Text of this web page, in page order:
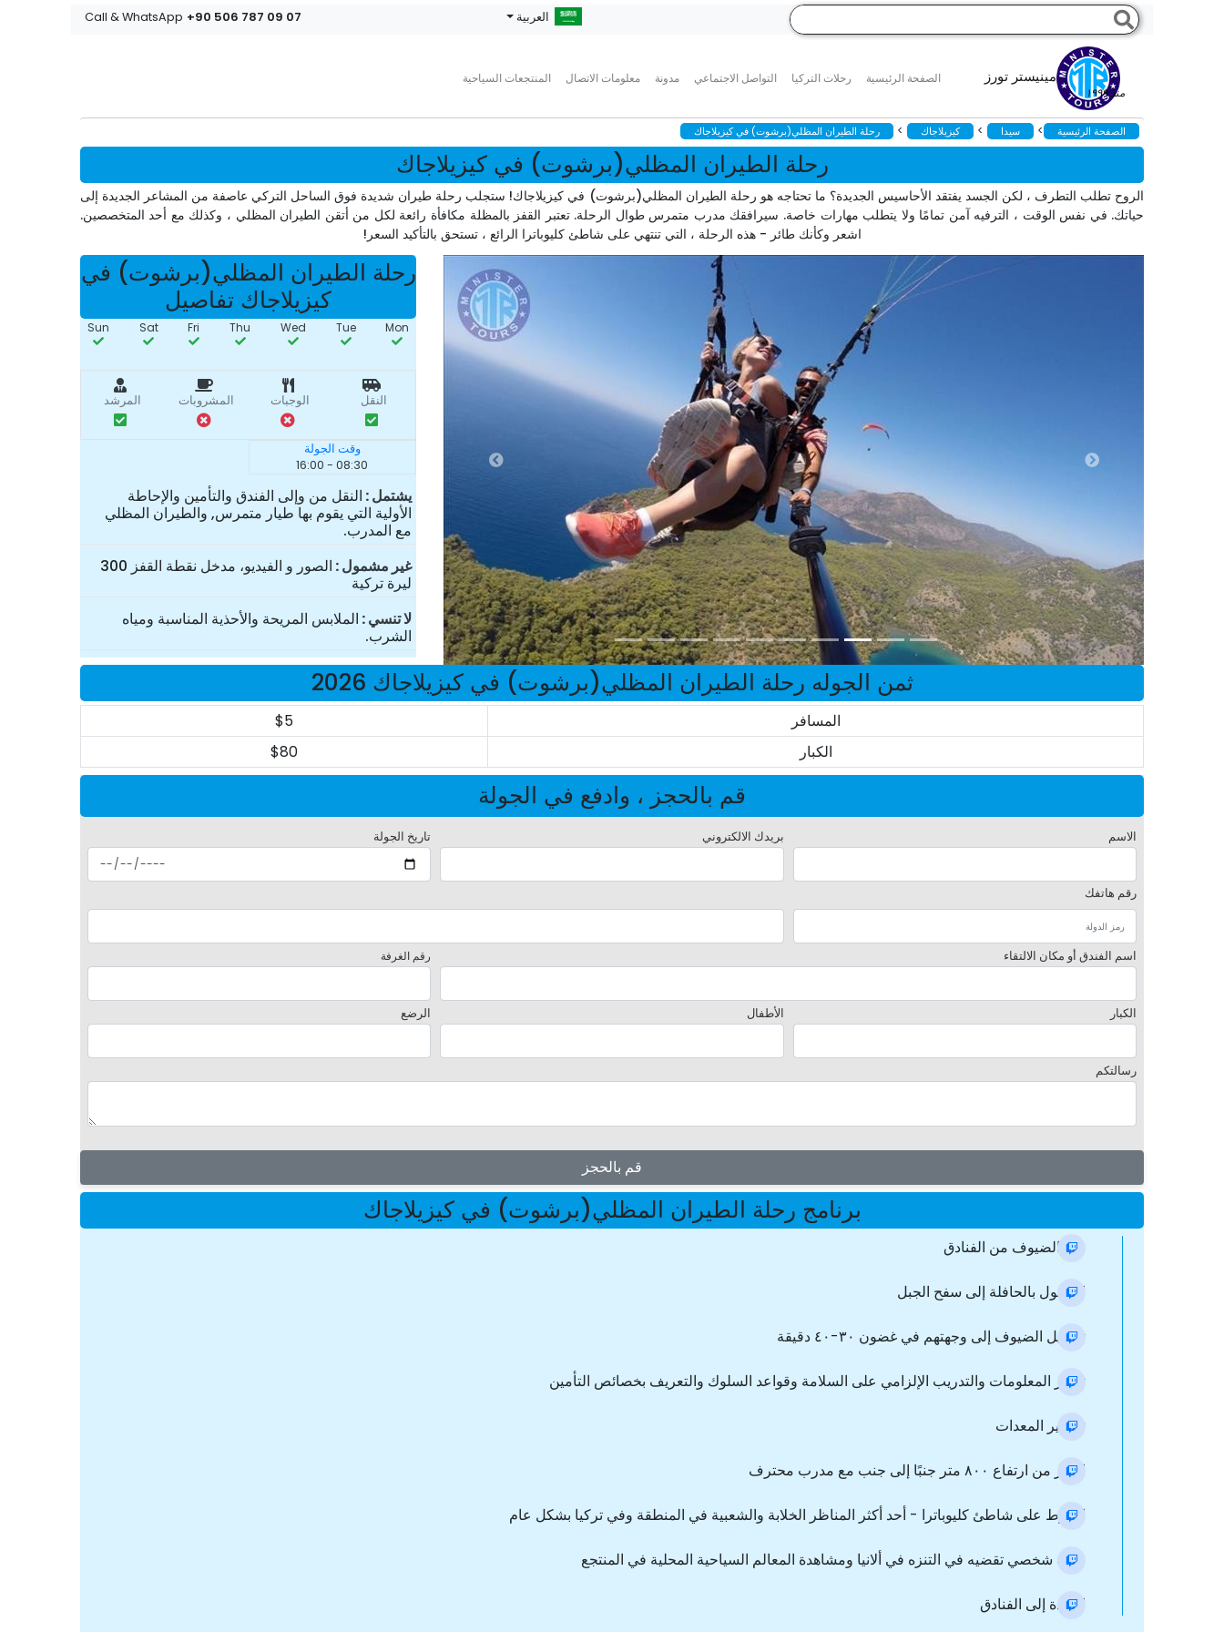
مينيستر تورز
منذ ١٩٩٩
الصفحة الرئيسية رحلات التركيا التواصل الاجتماعي مدونة معلومات الاتصال المنتجعات السياحية
العربية Call & WhatsApp +90 506 787 09 07
الصفحة الرئيسية > سيدا > كيزيلاجاك > رحلة الطيران المظلي(برشوت) في كيزيلاجاك
رحلة الطيران المظلي(برشوت) في كيزيلاجاك
الروح تطلب التطرف ، لكن الجسد يفتقد الأحاسيس الجديدة؟ ما تحتاجه هو رحلة الطيران المظلي(برشوت) في كيزيلاجاك! ستجلب رحلة طيران شديدة فوق الساحل التركي عاصفة من المشاعر الجديدة إلى
حياتك. في نفس الوقت ، الترفيه آمن تمامًا ولا يتطلب مهارات خاصة. سيرافقك مدرب متمرس طوال الرحلة. تعتبر القفز بالمظلة مكافأة رائعة لكل من أتقن الطيران المظلي ، وكذلك مع أحد المتخصصين.
اشعر وكأنك طائر - هذه الرحلة ، التي تنتهي على شاطئ كليوباترا الرائع ، تستحق بالتأكيد السعر!
رحلة الطيران المظلي(برشوت) في
كيزيلاجاك تفاصيل
Mon
Tue
Wed
Thu
Fri
Sat
Sun
النقل الوجبات المشروبات المرشد
وقت الجولة
08:30 - 16:00
یشتمل النقل من وإلى الفندق والتأمين والإحاطة
الأولية التي يقوم بها طيار متمرس, والطيران المظلي
مع المدرب.
غير مشمول
الصور و الفيديو، مدخل نقطة القفز 300
ليرة تركية
لا تنسي الملابس المريحة والأحذية المناسبة ومياه
الشرب.
ثمن الجوله رحلة الطيران المظلي(برشوت) في كيزيلاجاك 2026
المسافر
$5
الكبار
$80
قم بالحجز ، وادفع في الجولة
الاسم بريدك الالكتروني تاريخ الجولة
رقم هاتفك
اسم الفندق أو مكان الالتقاء رقم الغرفة
الكبار الأطفال الرضع
رسالتكم
قم بالحجز
برنامج رحلة الطيران المظلي(برشوت) في كيزيلاجاك
نقل الضيوف من الفنادق
الوصول بالحافلة إلى سفح الجبل
توصيل الضيوف إلى وجهتهم في غضون ۳۰-٤۰ دقيقة
توفير المعلومات والتدريب الإلزامي على السلامة وقواعد السلوك والتعريف بخصائص التأمين
تحضير المعدات
القفز من ارتفاع ۸۰۰ متر جنبًا إلى جنب مع مدرب محترف
الهبوط على شاطئ كليوباترا - أحد أكثر المناظر الخلابة والشعبية في المنطقة وفي تركيا بشكل عام
وقت شخصي تقضيه في التنزه في ألانيا ومشاهدة المعالم السياحية المحلية في المنتجع
العودة إلى الفنادق